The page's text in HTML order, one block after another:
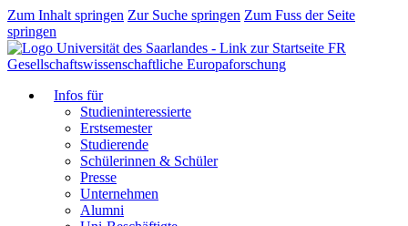
Zum Inhalt springen Zur Suche springen Zum Fuss der Seite
springen
FR
Gesellschaftswissenschaftliche Europaforschung
Infos für
Studieninteressierte
Erstsemester
Studierende
Schülerinnen & Schüler
Presse
Unternehmen
Alumni